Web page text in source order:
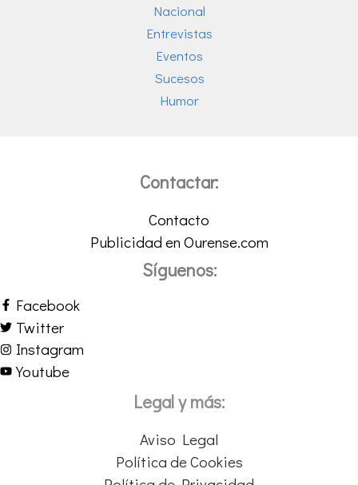
Nacional
Entrevistas
Eventos
Sucesos
Humor
Contactar:
Contacto
Publicidad en Ourense.com
Síguenos:
Facebook
Twitter
Instagram
Youtube
Legal y más:
Aviso Legal
Política de Cookies